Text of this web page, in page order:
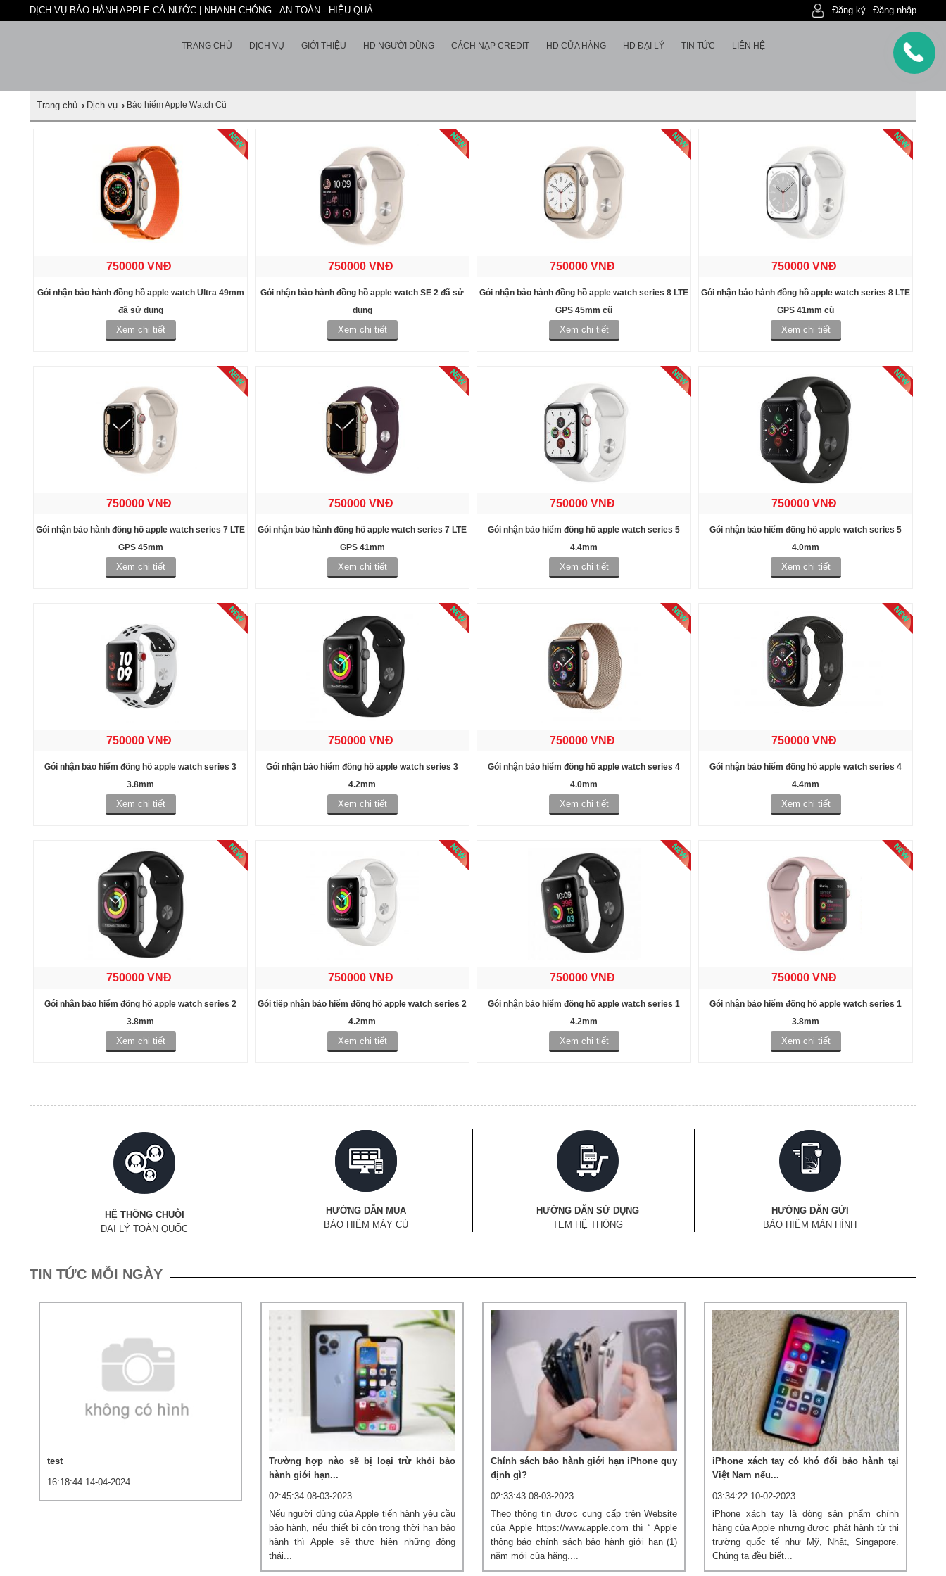
DỊCH VỤ BẢO HÀNH APPLE CẢ NƯỚC | NHANH CHÓNG - AN TOÀN - HIỆU QUẢ Đăng nhập
Đăng ký
TRANG CHỦ DỊCH VỤ GIỚI THIỆU HD NGƯỜI DÙNG CÁCH NẠP CREDIT HD CỬA HÀNG HD ĐẠI LÝ TIN TỨC LIÊN HỆ
Trang chủ › Dịch vụ › Bảo hiểm Apple Watch Cũ
750000 VNĐ
Gói nhận bảo hành đồng hồ apple watch Ultra 49mm
đã sử dụng
Xem chi tiết
750000 VNĐ
Gói nhận bảo hành đồng hồ apple watch SE 2 đã sử
dụng
Xem chi tiết
750000 VNĐ
Gói nhận bảo hành đồng hồ apple watch series 8 LTE
GPS 45mm cũ
Xem chi tiết
750000 VNĐ
Gói nhận bảo hành đồng hồ apple watch series 8 LTE
GPS 41mm cũ
Xem chi tiết
750000 VNĐ
Gói nhận bảo hành đồng hồ apple watch series 7 LTE
GPS 45mm
Xem chi tiết
750000 VNĐ
Gói nhận bảo hành đồng hồ apple watch series 7 LTE
GPS 41mm
Xem chi tiết
750000 VNĐ
Gói nhận bảo hiểm đồng hồ apple watch series 5
4.4mm
Xem chi tiết
750000 VNĐ
Gói nhận bảo hiểm đồng hồ apple watch series 5
4.0mm
Xem chi tiết
750000 VNĐ
Gói nhận bảo hiểm đồng hồ apple watch series 3
3.8mm
Xem chi tiết
750000 VNĐ
Gói nhận bảo hiểm đồng hồ apple watch series 3
4.2mm
Xem chi tiết
750000 VNĐ
Gói nhận bảo hiểm đồng hồ apple watch series 4
4.0mm
Xem chi tiết
750000 VNĐ
Gói nhận bảo hiểm đồng hồ apple watch series 4
4.4mm
Xem chi tiết
750000 VNĐ
Gói nhận bảo hiểm đồng hồ apple watch series 2
3.8mm
Xem chi tiết
750000 VNĐ
Gói tiếp nhận bảo hiểm đồng hồ apple watch series 2
4.2mm
Xem chi tiết
750000 VNĐ
Gói nhận bảo hiểm đồng hồ apple watch series 1
4.2mm
Xem chi tiết
750000 VNĐ
Gói nhận bảo hiểm đồng hồ apple watch series 1
3.8mm
Xem chi tiết
HỆ THỐNG CHUỖI
ĐẠI LÝ TOÀN QUỐC
HƯỚNG DẪN MUA
BẢO HIỂM MÁY CỦ
HƯỚNG DẪN SỬ DỤNG
TEM HỆ THỐNG
HƯỚNG DẪN GỬI
BẢO HIỂM MÀN HÌNH
TIN TỨC MỖI NGÀY
test
16:18:44 14-04-2024
Trường hợp nào sẽ bị loại trừ khỏi bảo
hành giới hạn...
02:45:34 08-03-2023
Nếu người dùng của Apple tiến hành yêu cầu
bảo hành, nếu thiết bị còn trong thời hạn bảo
hành thì Apple sẽ thực hiện những động
thái...
Chính sách bảo hành giới hạn iPhone quy
định gì?
02:33:43 08-03-2023
Theo thông tin được cung cấp trên Website
của Apple https://www.apple.com thì “ Apple
thông báo chính sách bảo hành giới hạn (1)
năm mới của hãng....
iPhone xách tay có khó đổi bảo hành tại
Việt Nam nếu...
03:34:22 10-02-2023
iPhone xách tay là dòng sản phẩm chính
hãng của Apple nhưng được phát hành từ thị
trường quốc tế như Mỹ, Nhật, Singapore.
Chúng ta đều biết...